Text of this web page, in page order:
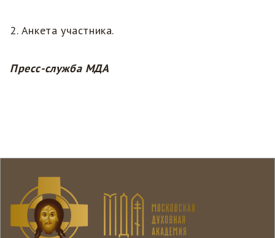
2. Анкета участника.
Пресс-служба МДА